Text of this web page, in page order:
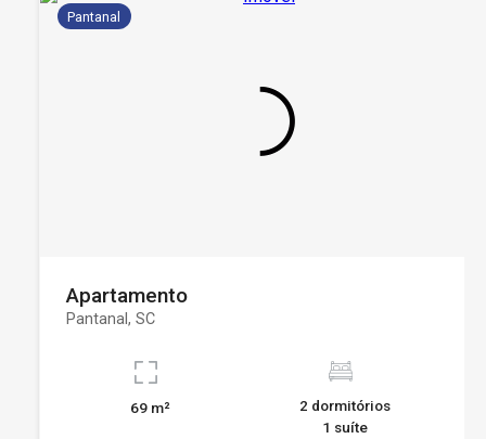
Pantanal
Apartamento
Pantanal, SC
69 m²
2 dormitórios
1 suíte